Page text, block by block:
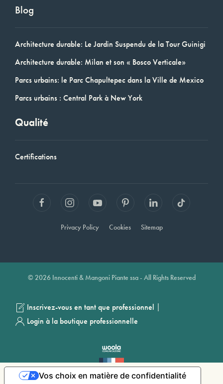
Blog
Architecture durable: Le Jardin Suspendu de la Tour Guinigi
Architecture durable: Milan et son « Bosco Verticale»
Parcs urbains: le Parc Chapultepec dans la Ville de Mexico
Parcs urbains : Central Park à New York
Qualité
Certifications
Privacy Policy Cookies Sitemap
© 2026 Innocenti & Mangoni Piante ssa - All Rights Reserved
Inscrivez-vous en tant que professionnel |
Login à la boutique professionnelle
Vos choix en matière de confidentialité